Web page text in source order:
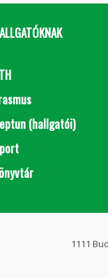
(hallgatói)
1111